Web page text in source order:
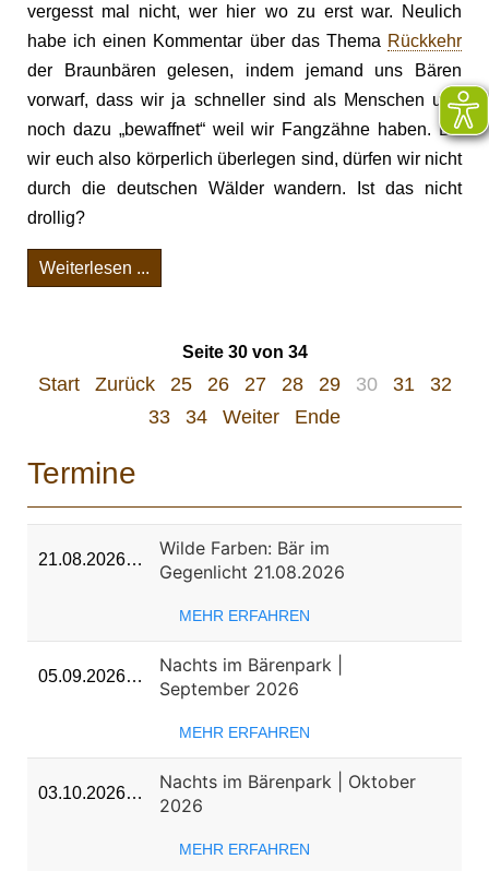
vergesst mal nicht, wer hier wo zu erst war. Neulich
habe ich einen Kommentar über das Thema Rückkehr
der Braunbären gelesen, indem jemand uns Bären
vorwarf, dass wir ja schneller sind als Menschen und
noch dazu „bewaffnet“ weil wir Fangzähne haben. Da
wir euch also körperlich überlegen sind, dürfen wir nicht
durch die deutschen Wälder wandern. Ist das nicht
drollig?
Weiterlesen ...
Seite 30 von 34
Start Zurück 25 26 27 28 29 30 31
32
33
34 Weiter Ende
Termine
21.08.2026…
Wilde Farben: Bär im
Gegenlicht 21.08.2026
MEHR ERFAHREN
05.09.2026…
Nachts im Bärenpark |
September 2026
MEHR ERFAHREN
03.10.2026…
Nachts im Bärenpark | Oktober
2026
MEHR ERFAHREN